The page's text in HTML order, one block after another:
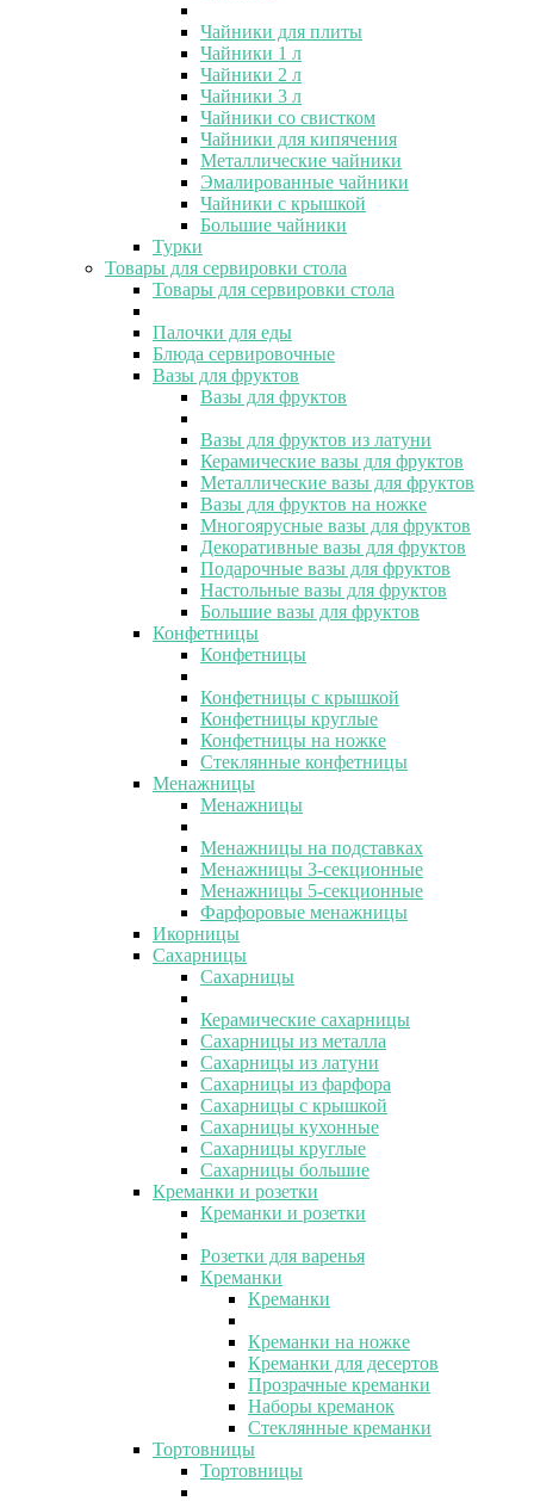
Чайники для плиты
Чайники 1 л
Чайники 2 л
Чайники 3 л
Чайники со свистком
Чайники для кипячения
Металлические чайники
Эмалированные чайники
Чайники с крышкой
Большие чайники
Турки
Товары для сервировки стола
Товары для сервировки стола
Палочки для еды
Блюда сервировочные
Вазы для фруктов
Вазы для фруктов
Вазы для фруктов из латуни
Керамические вазы для фруктов
Металлические вазы для фруктов
Вазы для фруктов на ножке
Многоярусные вазы для фруктов
Декоративные вазы для фруктов
Подарочные вазы для фруктов
Настольные вазы для фруктов
Большие вазы для фруктов
Конфетницы
Конфетницы
Конфетницы с крышкой
Конфетницы круглые
Конфетницы на ножке
Стеклянные конфетницы
Менажницы
Менажницы
Менажницы на подставках
Менажницы 3-секционные
Менажницы 5-секционные
Фарфоровые менажницы
Икорницы
Сахарницы
Сахарницы
Керамические сахарницы
Сахарницы из металла
Сахарницы из латуни
Сахарницы из фарфора
Сахарницы с крышкой
Сахарницы кухонные
Сахарницы круглые
Сахарницы большие
Креманки и розетки
Креманки и розетки
Розетки для варенья
Креманки
Креманки
Креманки на ножке
Креманки для десертов
Прозрачные креманки
Наборы креманок
Стеклянные креманки
Тортовницы
Тортовницы